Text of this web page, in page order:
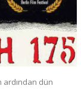
ardından dün